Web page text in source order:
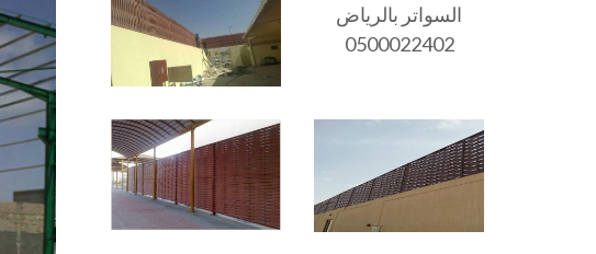
السواتر بالرياض
0500022402